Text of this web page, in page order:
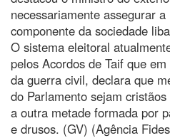
necessariamente assegurar
componente da sociedade
O sistema eleitoral
pelos Acordos de Taif que
da guerra civil, declara que
do Parlamento sejam
a outra metade formada por
e drusos. (GV) (Agência